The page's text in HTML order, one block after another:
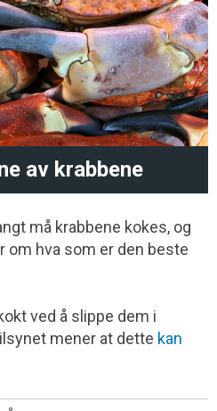
av krabbene
må krabbene kokes, og
om hva som er den beste
ved å slippe dem i
mener at dette kan